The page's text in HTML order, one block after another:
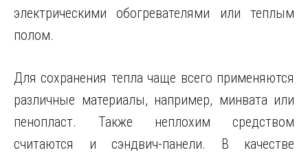
электрическими обогревателями или теплым
полом.
Для сохранения тепла чаще всего применяются
различные материалы, например, минвата или
пенопласт. Также неплохим средством
считаются и сэндвич-панели. В качестве